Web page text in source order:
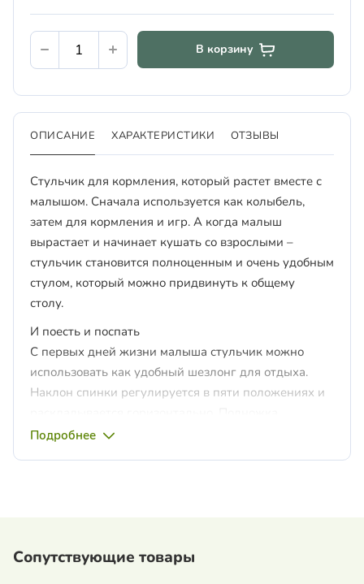
В корзину
ОПИСАНИЕ ХАРАКТЕРИСТИКИ ОТЗЫВЫ
Стульчик для кормления, который растет вместе с
малышом. Сначала используется как колыбель,
затем для кормления и игр. А когда малыш
вырастает и начинает кушать со взрослыми –
стульчик становится полноценным и очень удобным
стулом, который можно придвинуть к общему
столу.
И поесть и поспать
С первых дней жизни малыша стульчик можно
использовать как удобный шезлонг для отдыха.
Наклон спинки регулируется в пяти положениях и
регулируется в трех положениях. Благодаря этим
столик и придвиньте стульчик к общему столу. На
Подробнее
Сопутствующие товары